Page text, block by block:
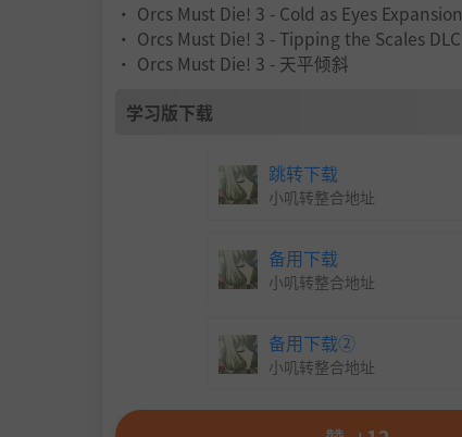
• Orcs Must Die! 3 - Cold as Eyes Expansion
• Orcs Must Die! 3 - Tipping the Scales DLC
• Orcs Must Die! 3 - 天平倾斜
学习版下载
跳转下载
小叽转整合地址
备用下载
小叽转整合地址
备用下载②
小叽转整合地址